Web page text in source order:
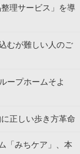
理サービス」を導
むが難しい人のご
ープホームそよ
正しい歩き方革命
「みちケア」、本